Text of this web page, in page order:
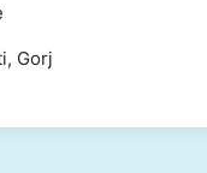
Gorj